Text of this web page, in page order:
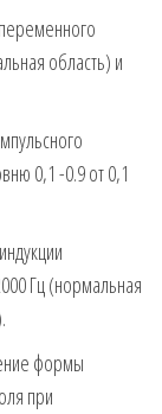
область) и
0,1 -0.9 от 0,1
Гц (нормальная
формы
при